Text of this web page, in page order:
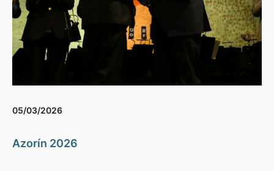
05/03/2026
Azorín 2026